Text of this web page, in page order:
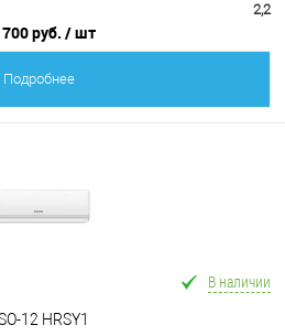
2,2
руб. / шт
Подробнее
В наличии
12 HRSY1